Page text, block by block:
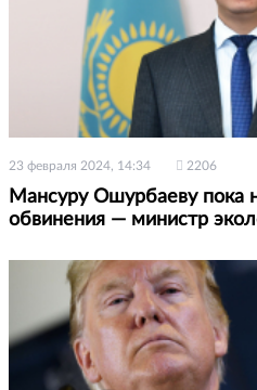
23 февраля 2024, 14:34 2206
Мансуру Ошурбаеву пока
обвинения — министр